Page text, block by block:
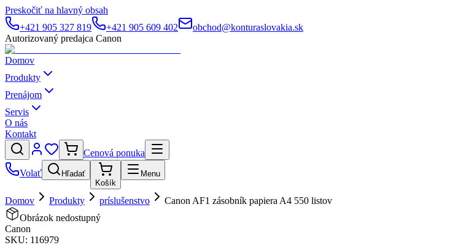
Preskočiť na hlavný obsah
+421 905 327 819
+421 905 609 402
obchod@konturaslovakia.sk
Autorizovaný predajca Canon
Domov
Produkty
Prenájom
Servis
O nás
Kontakt
Cenová ponuka
Volať
Hľadať
Košík
Menu
Domov Produkty príslušenstvo
Canon AF1 zásobník papiera A4 550 listov
Obrázok nedostupný
Canon
SKU: 116979